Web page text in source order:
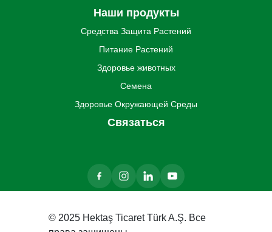
Наши продукты
Средства Защита Pастений
Питание Pастений
Здоровье животных
Семена
Здоровье Oкружающей Cреды
Связаться
© 2025 Hektaş Ticaret Türk A.Ş. Все